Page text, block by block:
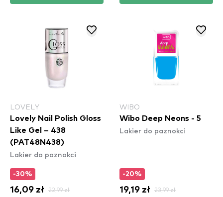
LOVELY
Lovely Nail Polish Gloss
Like Gel – 438
(PAT48N438)
Lakier do paznokci
-30%
16,09 zł 22,99 zł
WIBO
Wibo Deep Neons - 5
Lakier do paznokci
-20%
19,19 zł 23,99 zł